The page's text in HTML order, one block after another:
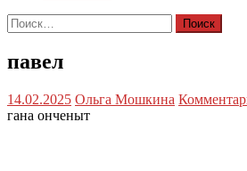
Найти:
павел
14.02.2025 Ольга Мошкина
гана онченыт